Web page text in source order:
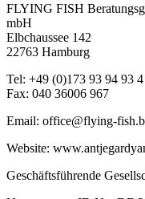
FLYING FISH
mbH
Elbchaussee 142
22763 Hamburg
Tel: +49 (0)173 93 94 93 4
Fax: 040 36006 967
Email: office@flying-
Website:
Geschäftsführende